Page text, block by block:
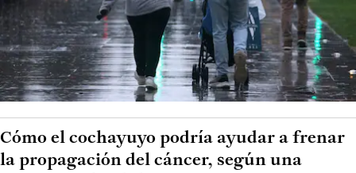
Cómo el cochayuyo podría ayudar a frenar
la propagación del cáncer, según una